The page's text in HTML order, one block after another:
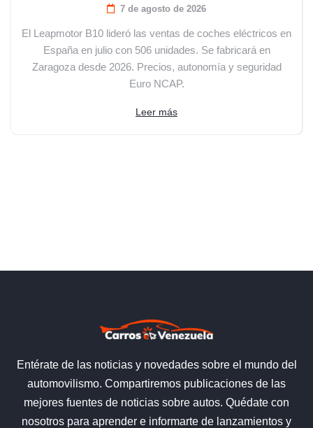
7 de agosto de 2026
El Leapmotor B10 lideró las ventas de coches eléctricos en
España en julio con 506 unidades. Se fabricará en
Zaragoza desde 2026. Precios, autonomía y seguridad
Euro NCAP.
Leer más
Entérate de las noticias y novedades sobre el mundo del
automovilismo. Compartiremos publicaciones de las
mejores fuentes de noticias sobre autos. Quédate con
nosotros para aprender e informarte de lanzamientos y